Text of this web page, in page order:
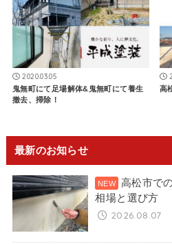
2020.03.05
鬼無町にて足場解体&鬼無町にて養生
撤去、掃除！
高
最新のお知らせ
高松市で
相場と選び方
2026.08.07